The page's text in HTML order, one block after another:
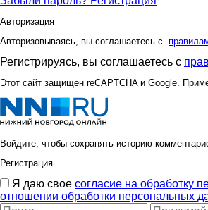
Авторизация
Авторизовываясь, вы соглашаетесь с
Регистрируясь, вы соглашаетесь с
Этот сайт защищен reCAPTCHA и Google.
Войдите, чтобы сохранять историю
Регистрация
Я даю свое согласие на обработку
отношении обработки персональных